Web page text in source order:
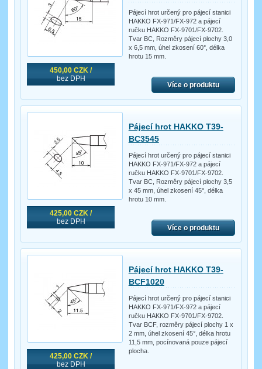
450,00 CZK /
bez DPH
Pájecí hrot určený pro pájecí stanici
HAKKO FX-971/FX-972 a pájecí
ručku HAKKO FX-9701/FX-9702.
Tvar BC, Rozměry pájecí plochy 3,0
x 6,5 mm, úhel zkosení 60°, délka
hrotu 15 mm.
Více o produktu
425,00 CZK /
bez DPH
Pájecí hrot HAKKO T39-
BC3545
Pájecí hrot určený pro pájecí stanici
HAKKO FX-971/FX-972 a pájecí
ručku HAKKO FX-9701/FX-9702.
Tvar BC, Rozměry pájecí plochy 3,5
x 45 mm, úhel zkosení 45°, délka
hrotu 10 mm.
Více o produktu
425,00 CZK /
bez DPH
Pájecí hrot HAKKO T39-
BCF1020
Pájecí hrot určený pro pájecí stanici
HAKKO FX-971/FX-972 a pájecí
ručku HAKKO FX-9701/FX-9702.
Tvar BCF, rozměry pájecí plochy 1 x
2 mm, úhel zkosení 45°, délka hrotu
11,5 mm, pocínovaná pouze pájecí
plocha.